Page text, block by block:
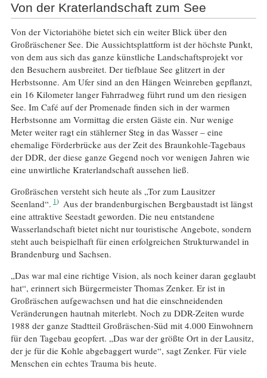
Von der Kraterlandschaft zum See
Von der Victoriahöhe bietet sich ein weiter Blick über den
Großräschener See. Die Aussichtsplattform ist der höchste Punkt,
von dem aus sich das ganze künstliche Landschaftsprojekt vor
den Besuchern ausbreitet. Der tiefblaue See glitzert in der
Herbstsonne. Am Ufer sind an den Hängen Weinreben gepflanzt,
ein 16 Kilometer langer Fahrradweg führt rund um den riesigen
See. Im Café auf der Promenade finden sich in der warmen
Herbstsonne am Vormittag die ersten Gäste ein. Nur wenige
Meter weiter ragt ein stählerner Steg in das Wasser – eine
ehemalige Förderbrücke aus der Zeit des Braunkohle-Tagebaus
der DDR, der diese ganze Gegend noch vor wenigen Jahren wie
eine unwirtliche Kraterlandschaft aussehen ließ.
Großräschen versteht sich heute als „Tor zum Lausitzer
Seenland“. 1
Aus der brandenburgischen Bergbaustadt ist längst
eine attraktive Seestadt geworden. Die neu entstandene
Wasserlandschaft bietet nicht nur touristische Angebote, sondern
steht auch beispielhaft für einen erfolgreichen Strukturwandel in
Brandenburg und Sachsen.
„Das war mal eine richtige Vision, als noch keiner daran geglaubt
hat“, erinnert sich Bürgermeister Thomas Zenker. Er ist in
Großräschen aufgewachsen und hat die einschneidenden
Veränderungen hautnah miterlebt. Noch zu DDR-Zeiten wurde
1988 der ganze Stadtteil Großräschen-Süd mit 4.000 Einwohnern
für den Tagebau geopfert. „Das war der größte Ort in der Lausitz,
der je für die Kohle abgebaggert wurde“, sagt Zenker. Für viele
Menschen ein echtes Trauma bis heute.